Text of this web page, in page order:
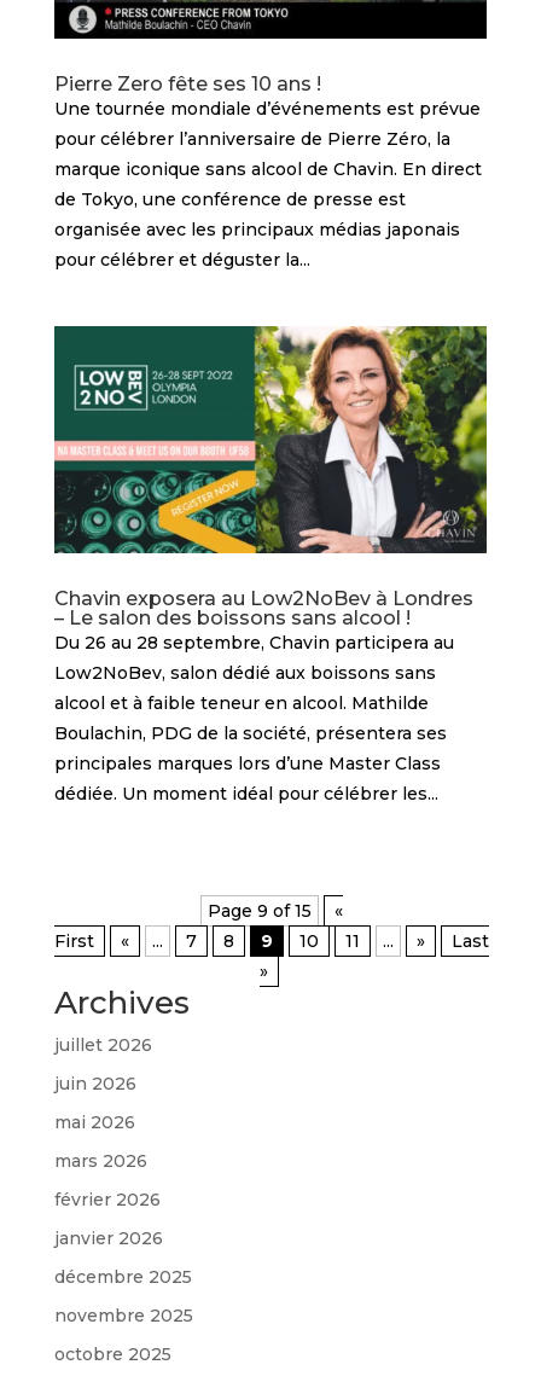
Pierre Zero fête ses 10 ans !
Une tournée mondiale d’événements est prévue
pour célébrer l’anniversaire de Pierre Zéro, la
marque iconique sans alcool de Chavin. En direct
de Tokyo, une conférence de presse est
organisée avec les principaux médias japonais
pour célébrer et déguster la...
Chavin exposera au Low2NoBev à Londres
– Le salon des boissons sans alcool !
Du 26 au 28 septembre, Chavin participera au
Low2NoBev, salon dédié aux boissons sans
alcool et à faible teneur en alcool. Mathilde
Boulachin, PDG de la société, présentera ses
principales marques lors d’une Master Class
dédiée. Un moment idéal pour célébrer les...
Page 9 of 15
«
First
« ... 7 8 9 10 11 ... »
Last
»
Archives
juillet 2026
juin 2026
mai 2026
mars 2026
février 2026
janvier 2026
décembre 2025
novembre 2025
octobre 2025